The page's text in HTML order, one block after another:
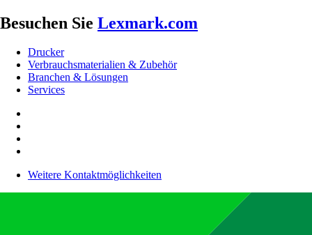
Besuchen Sie Lexmark.com
Drucker
Verbrauchsmaterialien & Zubehör
Branchen & Lösungen
Services
Weitere Kontaktmöglichkeiten